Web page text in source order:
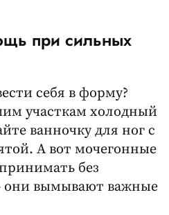
при сильных
себя в форму?
участкам холодный
ванночку для ног с
А вот мочегонные
без
они вымывают важные